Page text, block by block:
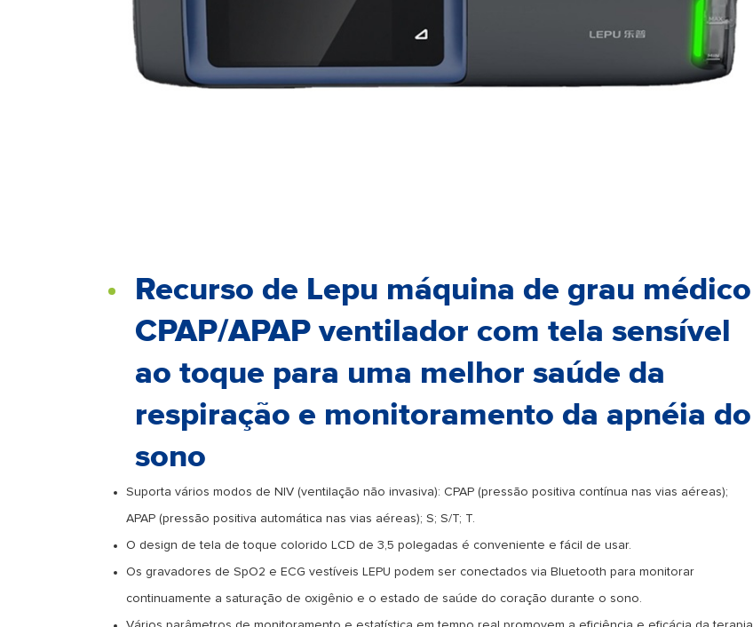
Recurso de Lepu máquina de grau médico
CPAP/APAP ventilador com tela sensível
ao toque para uma melhor saúde da
respiração e monitoramento da apnéia do
sono
Suporta vários modos de NIV (ventilação não invasiva): CPAP (pressão positiva contínua nas vias aéreas);
APAP (pressão positiva automática nas vias aéreas); S; S/T; T.
O design de tela de toque colorido LCD de 3,5 polegadas é conveniente e fácil de usar.
Os gravadores de SpO2 e ECG vestíveis LEPU podem ser conectados via Bluetooth para monitorar
continuamente a saturação de oxigênio e o estado de saúde do coração durante o sono.